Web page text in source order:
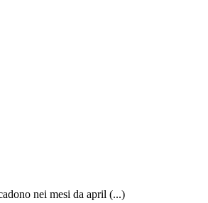
nei mesi da april (...)